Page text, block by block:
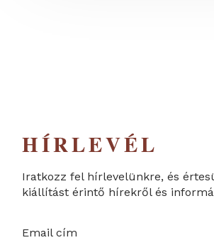
HÍRLEVÉL
Iratkozz fel hírlevelünkre, és
kiállítást érintő hírekről és
Email cím